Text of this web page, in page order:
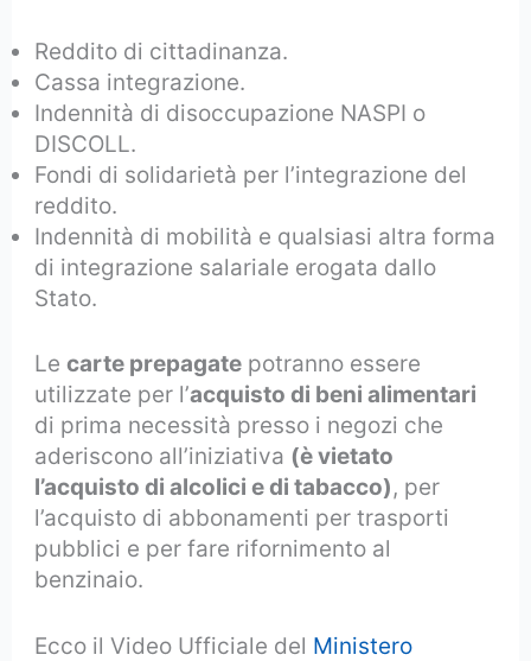
Reddito di cittadinanza.
Cassa integrazione.
Indennità di disoccupazione NASPI o
DISCOLL.
Fondi di solidarietà per l’integrazione del
reddito.
Indennità di mobilità e qualsiasi altra forma
di integrazione salariale erogata dallo
Stato.
Lecarte prepagate potranno essere
utilizzate per l’acquisto di beni alimentari
di prima necessità presso i negozi che
aderiscono all’iniziativa (è vietato
l’acquisto di alcolici e di tabacco), per
l’acquisto di abbonamenti per trasporti
pubblici e per fare rifornimento al
benzinaio.
Ecco il Video Ufficiale del Ministero